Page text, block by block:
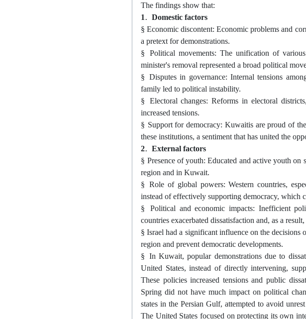
The findings show that:
1. Domestic factors
§ Economic discontent: Economic problems and
a pretext for demonstrations.
§
Political movements: The unification of
minister's removal represented a broad political
§ Disputes in governance: Internal tensions
family led to political instability.
§
Electoral changes: Reforms in electoral
increased tensions.
§ Support for democracy: Kuwaitis are proud of
these institutions, a sentiment that has united the
2. External factors
§ Presence of youth: Educated and active youth
region and in Kuwait.
§
Role of global powers: Western countries,
instead of effectively supporting democracy, which
§
Political and economic impacts: Inefficient
countries exacerbated dissatisfaction and, as a
§ Israel had a significant influence on the decisions
region and prevent democratic developments.
§ In Kuwait, popular demonstrations due to
United States, instead of directly intervening,
These policies increased tensions and public
Spring did not have much impact on political
states in the Persian Gulf, attempted to avoid
The United States focused on protecting its own